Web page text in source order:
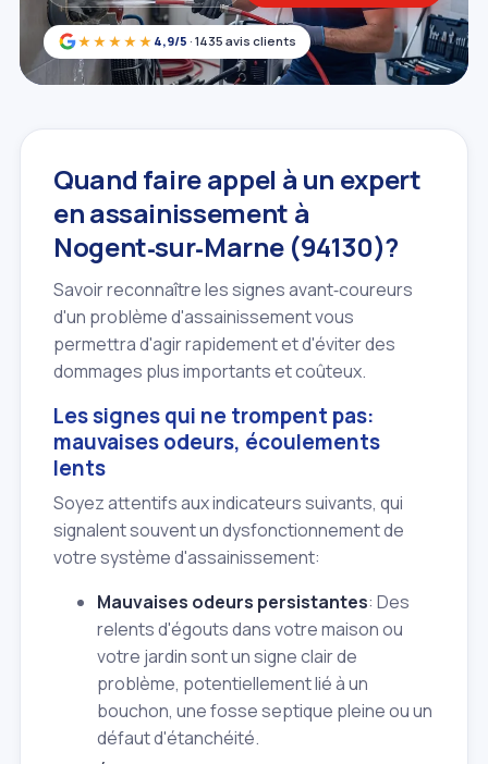
★★★★★ 4,9/5 · 1435 avis clients
Quand faire appel à un expert
en assainissement à
Nogent‑sur‑Marne (94130)?
Savoir reconnaître les signes avant‑coureurs
d'un problème d'assainissement vous
permettra d'agir rapidement et d'éviter des
dommages plus importants et coûteux.
Les signes qui ne trompent pas:
mauvaises odeurs, écoulements
lents
Soyez attentifs aux indicateurs suivants, qui
signalent souvent un dysfonctionnement de
votre système d'assainissement:
Mauvaises odeurs persistantes: Des
relents d'égouts dans votre maison ou
votre jardin sont un signe clair de
problème, potentiellement lié à un
bouchon, une fosse septique pleine ou un
défaut d'étanchéité.